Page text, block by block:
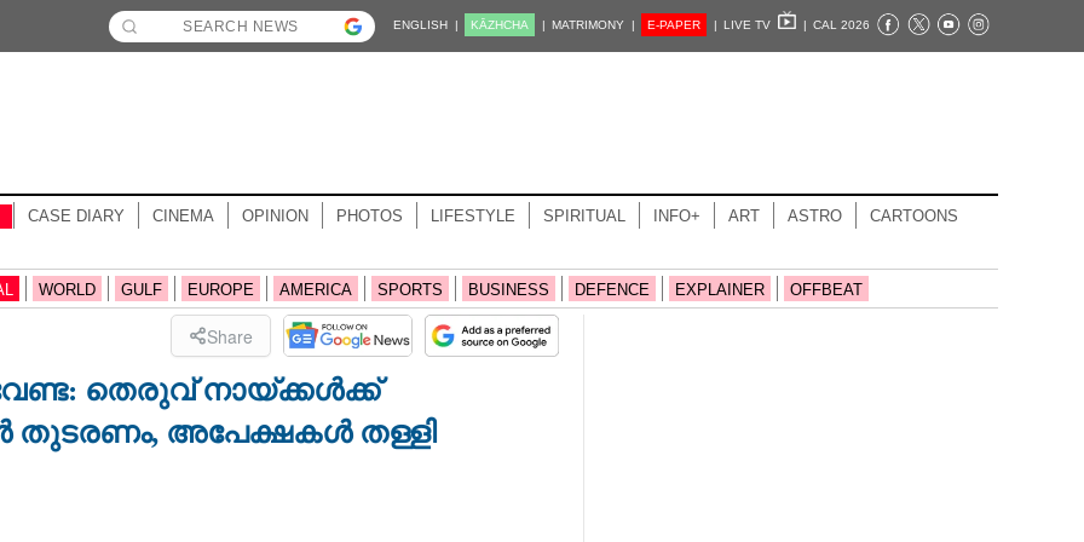
ENGLISH | KĀZHCHA | MATRIMONY | E-PAPER | LIVE TV | CAL 2026
CASE DIARY CINEMA OPINION PHOTOS LIFESTYLE SPIRITUAL INFO+ ART ASTRO CARTOONS
WORLD GULF EUROPE AMERICA SPORTS BUSINESS DEFENCE EXPLAINER OFFBEAT
Share
തെരുവ് നായ്ക്കൾക്ക്
തുടരണം,​ അപേക്ഷകൾ തള്ളി